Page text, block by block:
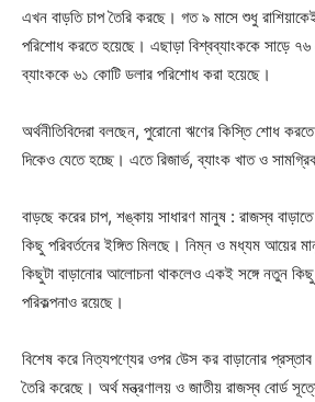
এখন বাড়তি চাপ তৈরি করছে। গত ৯ মাসে শুধু
পরিশোধ করতে হয়েছে। এছাড়া বিশ্বব্যাংককে সাড়ে
ব্যাংককে ৬১ কোটি ডলার পরিশোধ করা হয়েছে।
অর্থনীতিবিদেরা বলছেন, পুরোনো ঋণের কিস্তি শোধ
দিকেও যেতে হচ্ছে। এতে রিজার্ভ, ব্যাংক খাত ও
বাড়ছে করের চাপ, শঙ্কায় সাধারণ মানুষ : রাজস্ব
কিছু পরিবর্তনের ইঙ্গিত মিলছে। নিম্ন ও মধ্যম আয়ের
কিছুটা বাড়ানোর আলোচনা থাকলেও একই সঙ্গে নতুন
পরিকল্পনাও রয়েছে।
বিশেষ করে নিত্যপণ্যের ওপর উেস কর বাড়ানোর প্রস্তাব
তৈরি করেছে। অর্থ মন্ত্রণালয় ও জাতীয় রাজস্ব বোর্ড